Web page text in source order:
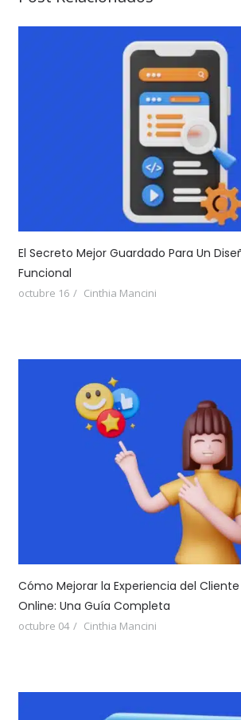
El Secreto Mejor Guardado Para Un
Funcional
octubre 16 Cinthia Mancini
Cómo Mejorar la Experiencia del
Online: Una Guía Completa
octubre 04 Cinthia Mancini